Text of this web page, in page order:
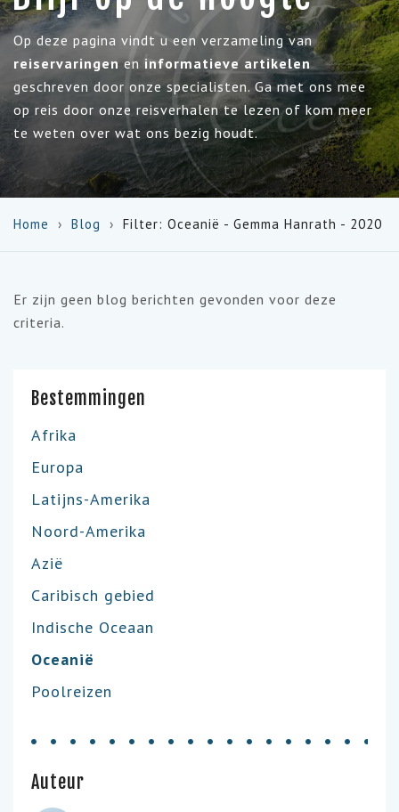
Op deze pagina vindt u een verzameling van
reiservaringenen informatieve artikelen
geschreven door onze specialisten. Ga met ons mee
op reis door onze reisverhalen te lezen of kom meer
te weten over wat ons bezig houdt.
Home Blog Filter: Oceanië - Gemma Hanrath - 2020
Er zijn geen blog berichten gevonden voor deze
criteria.
Bestemmingen
Afrika
Europa
Latijns-Amerika
Noord-Amerika
Azië
Caribisch gebied
Indische Oceaan
Oceanië
Poolreizen
Auteur